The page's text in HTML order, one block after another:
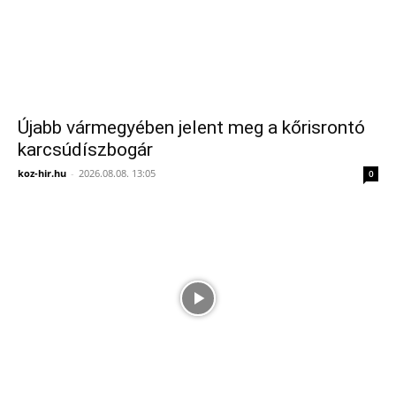
Újabb vármegyében jelent meg a kőrisrontó
karcsúdíszbogár
koz-hir.hu - 2026.08.08. 13:05 0